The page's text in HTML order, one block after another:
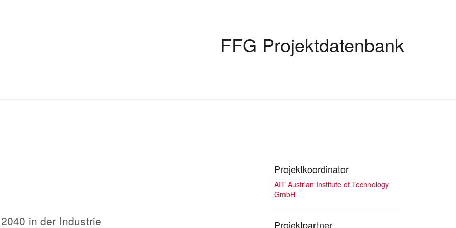
FFG Projektdatenbank
in der Industrie
Projektkoordinator
AIT Austrian Institute of Technology
GmbH
Projektpartner